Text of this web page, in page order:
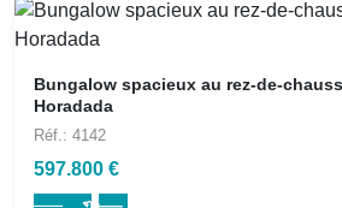
Bungalow spacieux au rez-de-
Horadada
Réf.: 4142
597.800 €